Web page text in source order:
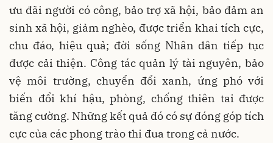
ưu đãi người có công, bảo trợ xã hội, bảo đảm an
sinh xã hội, giảm nghèo, được triển khai tích cực,
chu đáo, hiệu quả; đời sống Nhân dân tiếp tục
được cải thiện. Công tác quản lý tài nguyên, bảo
vệ môi trường, chuyển đổi xanh, ứng phó với
biến đổi khí hậu, phòng, chống thiên tai được
tăng cường. Những kết quả đó có sự đóng góp tích
cực của các phong trào thi đua trong cả nước.